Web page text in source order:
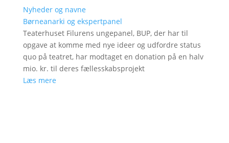
Nyheder og navne
Børneanarki og ekspertpanel
Teaterhuset Filurens ungepanel, BUP, der har til
opgave at komme med nye ideer og udfordre status
quo på teatret, har modtaget en donation på en halv
mio. kr. til deres fællesskabsprojekt
Læs mere